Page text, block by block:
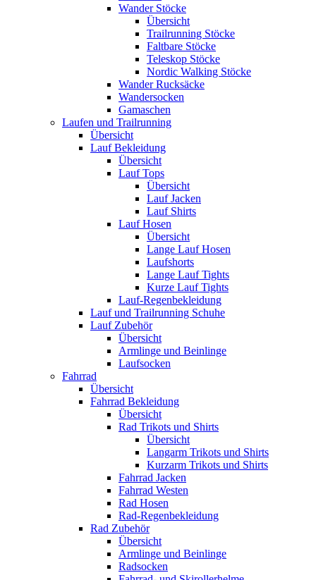
Wander Stöcke
Übersicht
Trailrunning Stöcke
Faltbare Stöcke
Teleskop Stöcke
Nordic Walking Stöcke
Wander Rucksäcke
Wandersocken
Gamaschen
Laufen und Trailrunning
Übersicht
Lauf Bekleidung
Übersicht
Lauf Tops
Übersicht
Lauf Jacken
Lauf Shirts
Lauf Hosen
Übersicht
Lange Lauf Hosen
Laufshorts
Lange Lauf Tights
Kurze Lauf Tights
Lauf-Regenbekleidung
Lauf und Trailrunning Schuhe
Lauf Zubehör
Übersicht
Armlinge und Beinlinge
Laufsocken
Fahrrad
Übersicht
Fahrrad Bekleidung
Übersicht
Rad Trikots und Shirts
Übersicht
Langarm Trikots und Shirts
Kurzarm Trikots und Shirts
Fahrrad Jacken
Fahrrad Westen
Rad Hosen
Rad-Regenbekleidung
Rad Zubehör
Übersicht
Armlinge und Beinlinge
Radsocken